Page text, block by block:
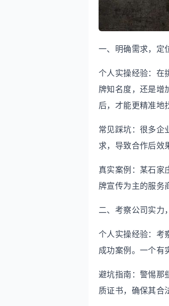
一、明确需求，定
个人实操经验：在
牌知名度，还是增
后，才能更精准地
常见踩坑：很多企
求，导致合作后效
真实案例：某石家
牌宣传为主的服务
二、考察公司实力
个人实操经验：考
成功案例。一个有
避坑指南：警惕那
质证书，确保其合